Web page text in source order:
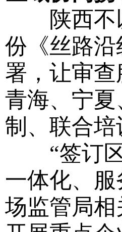
陕西不以
份《丝路
署，让审
青海、宁
制、联合
“签订区
一体化、服
场监管局